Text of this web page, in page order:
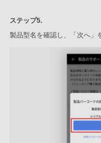
ステップ5.
製品型名を確認し、「次へ」